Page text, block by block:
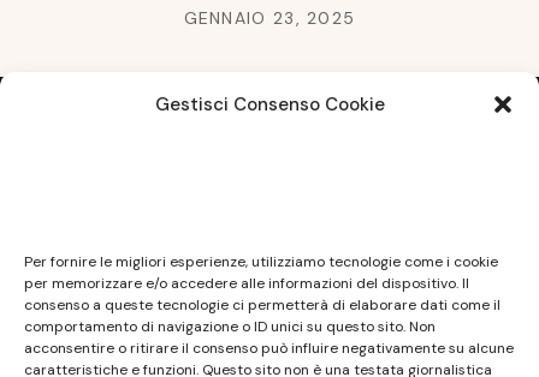
Gestisci Consenso Cookie
Per fornire le migliori esperienze, utilizziamo tecnologie come i cookie
per memorizzare e/o accedere alle informazioni del dispositivo. Il
consenso a queste tecnologie ci permetterà di elaborare dati come il
comportamento di navigazione o ID unici su questo sito. Non
acconsentire o ritirare il consenso può influire negativamente su alcune
caratteristiche e funzioni. Questo sito non è una testata giornalistica
GENNAIO 23, 2025
non ha carattere periodico essendo aggiornato
secondo la disponibilità e la reperibilità dei materiali.
Pertanto non può essere considerato in alcun modo